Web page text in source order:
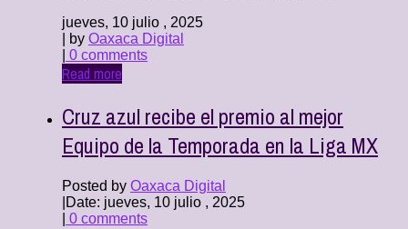
jueves, 10 julio , 2025
| by Oaxaca Digital
0 comments
Read more
Cruz azul recibe el premio al mejor
Equipo de la Temporada en la Liga MX
Posted by Oaxaca Digital
Date: jueves, 10 julio , 2025
0 comments